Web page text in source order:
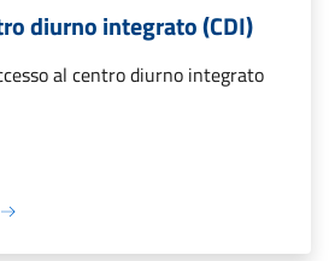
diurno integrato (CDI)
al centro diurno integrato